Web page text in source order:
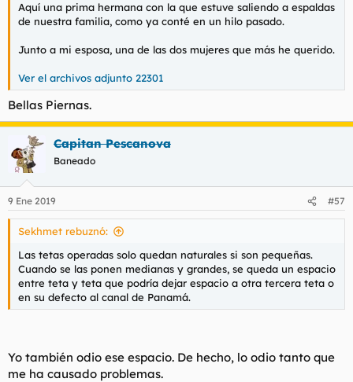
Aquí una prima hermana con la que estuve saliendo a espaldas
de nuestra familia, como ya conté en un hilo pasado.
Junto a mi esposa, una de las dos mujeres que más he querido.
Ver el archivos adjunto 22301
Bellas Piernas.
Capitan Pescanova
Baneado
9 Ene 2019 #57
Sekhmet rebuznó:
Las tetas operadas solo quedan naturales si son pequeñas.
Cuando se las ponen medianas y grandes, se queda un espacio
entre teta y teta que podría dejar espacio a otra tercera teta o
en su defecto al canal de Panamá.
Yo también odio ese espacio. De hecho, lo odio tanto que
me ha causado problemas.